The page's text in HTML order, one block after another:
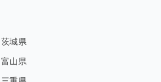
茨城県
富山県